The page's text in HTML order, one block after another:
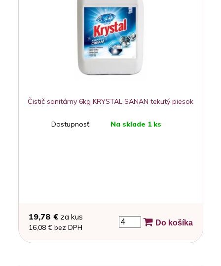
Čistič sanitárny 6kg KRYSTAL SANAN tekutý piesok
Dostupnosť: Na sklade 1 ks
19,78 €za kus
16,08 € bez DPH
Do košíka